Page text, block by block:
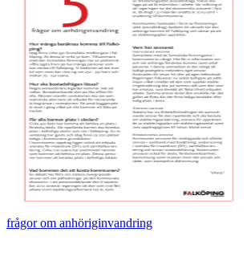
frågor om anhöriginvandring